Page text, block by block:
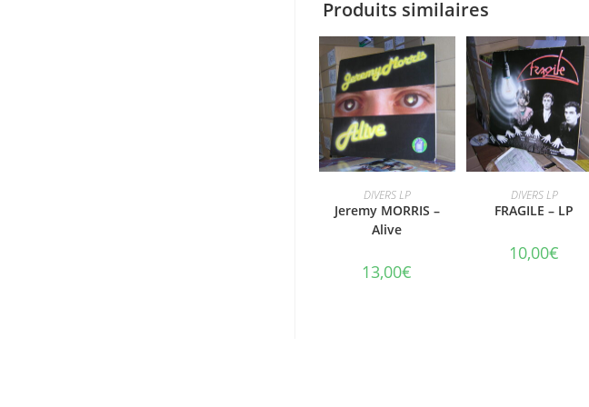
Produits similaires
AJOUTER AU PANIER
DIVERS LP
Jeremy MORRIS –
Alive
13,00€
AJOUTER AU PANIER
DIVERS LP
FRAGILE – LP
10,00€